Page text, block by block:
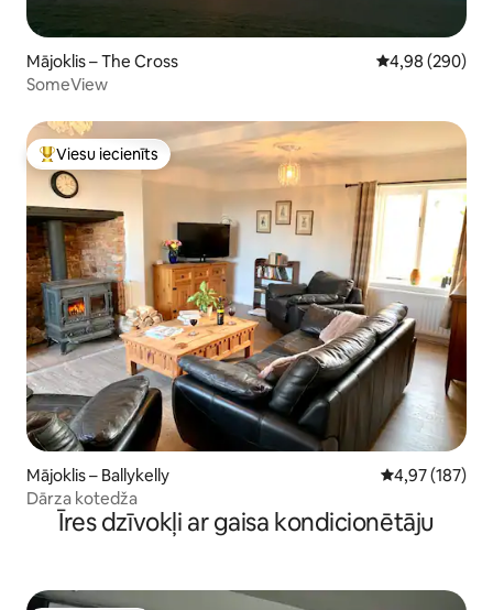
Mājoklis – The Cross Vidējais
4,98 (290)
SomeView
Populārs viesu iecienīts mājoklis
Viesu iecienīts
Mājoklis – Ballykelly Vidējais
4,97 (187)
Dārza kotedža
Īres dzīvokļi ar gaisa kondicionētāju